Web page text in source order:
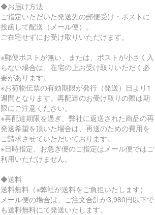
◆お届け方法
ご指定いただいた発送先の郵便受け・ポストに
投函して配送（メール便）。
ご在宅せずにお受け取りいただけます。
※郵便ポストが無い、または、ポストが小さく入
らない場合は、在宅の上お受け取りいただく必
要があります。
※お荷物伝票の有効期限が発行（発送）日より1
週間となります。再配達のお受け取りの際は期
限にご注意ください。
※再配達期限を過ぎ、弊社に返送された商品の再
発送希望を頂いた場合は、再送のための費用を
ご請求させていただいております。
※日時指定、お急ぎ便のご指定はメール便ではご
利用いただけません。
◆送料
送料無料（※弊社が送料をご負担いたします）
メール便の場合は、ご注文合計が3,980円以下で
も送料無料にて発送いたします。